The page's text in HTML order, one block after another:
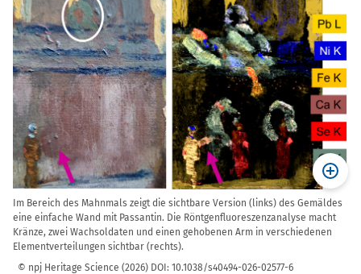
Im Bereich des Mahnmals zeigt die sichtbare Version (links) des Gemäldes
eine einfache Wand mit Passantin. Die Röntgenfluoreszenzanalyse macht
Kränze, zwei Wachsoldaten und einen gehobenen Arm in verschiedenen
Elementverteilungen sichtbar (rechts).
© npj Heritage Science (2026) DOI: 10.1038/s40494-026-02577-6